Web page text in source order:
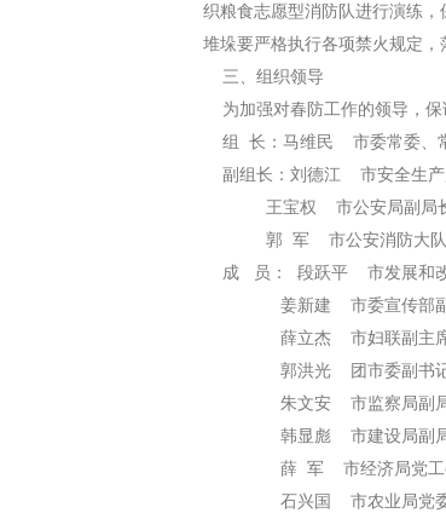
织粮食志愿型消防队进行演练
堆垛要严格执行各项禁火规定，
三、组织领导
为加强对春防工作的领导，保
组 长：马维民 市委常委、
副组长：刘德江 市安全生产
王宝权 市公安局副局
郭 军 市公安消防大队
成 员： 段跃平 市发展和改
姜新建 市委宣传部副
薛立杰 市妇联副主
郭洪光 团市委副书
朱文安 市监察局副局
韩显彪 市建设局副局
薛 军 市经济局党工委
石兴国 市农业局党委